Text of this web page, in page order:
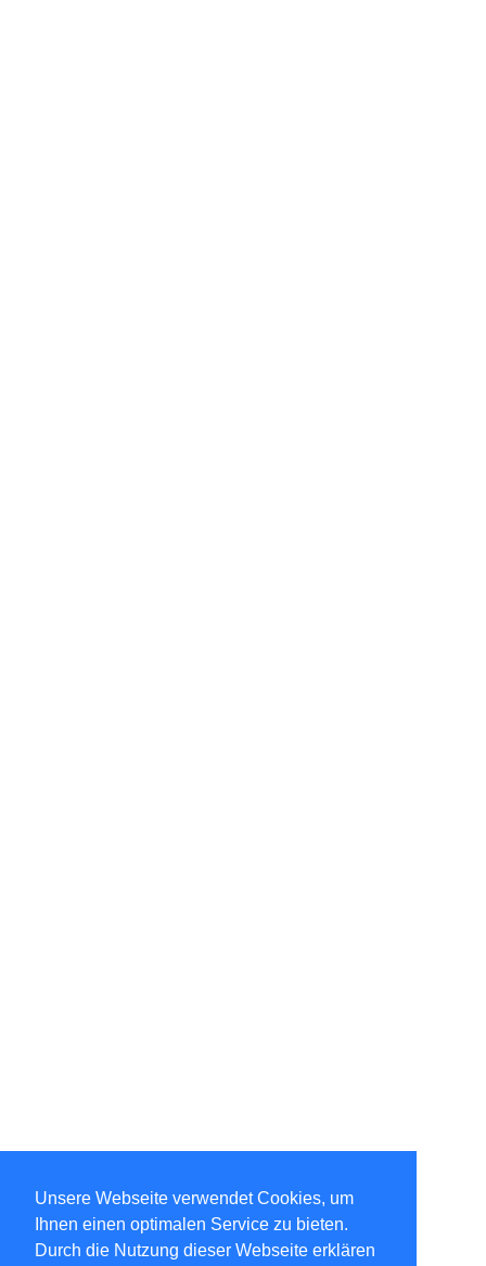
Unsere Webseite verwendet Cookies, um
Ihnen einen optimalen Service zu bieten.
Durch die Nutzung dieser Webseite erklären